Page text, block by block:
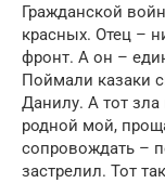
Гражданской
красных. Отец –
фронт. А он –
Поймали казаки
Данилу. А тот зла
родной мой,
сопровождать –
застрелил. Тот